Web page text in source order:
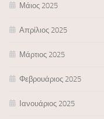
Μάιος 2025
Απρίλιος 2025
Μάρτιος 2025
Φεβρουάριος 2025
Ιανουάριος 2025